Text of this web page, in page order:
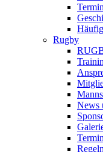
Rugby
News